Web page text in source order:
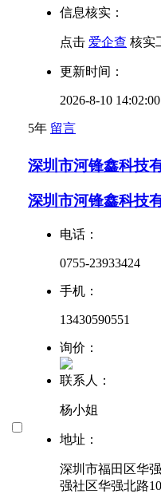
信息核实：
点击 爱企查 核实
更新时间：
2026-8-10 14:02:00
5年 留言
深圳市河锋鑫科技
深圳市河锋鑫科技
电话：
0755-23933424
手机：
13430590551
询价：
联系人：
杨小姐
地址：
深圳市福田区华
强社区华强北路